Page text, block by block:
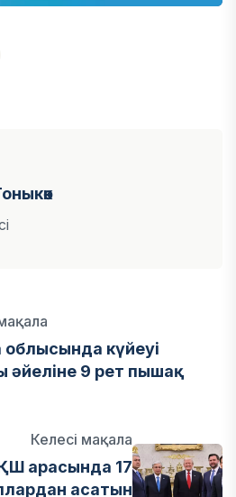
күйеуі
әйеліне 9 рет пышақ
Келесі мақала
арасында 17
асатын